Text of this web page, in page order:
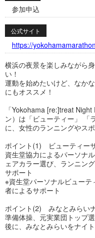
参加申込
公式サイト
https://
横浜の夜景を楽しみながら
い！
運動を始めたいけど、なか
にもオススメ！
「Yokohama [re:]treat
ン）は「ビューティー」 「
に、女性のランニングやス
ポイント(1) ビューティー
資生堂協力によるパーソナ
ェアカラー選び、ランニン
サポート
※資生堂パーソナルビュー
者によるサポート
ポイント(2) みなとみらい
準備体操、元実業団トップ
後に、みなとみらいをナイ